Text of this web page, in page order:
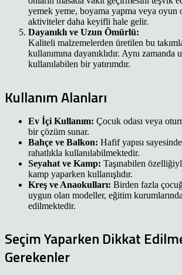
yemek yeme, boyama yapma veya oyun
aktiviteler daha keyifli hale gelir.
Dayanıklı ve Uzun Ömürlü:
Kaliteli malzemelerden üretilen bu
kullanımına dayanıklıdır. Aynı zamanda
kullanılabilen bir yatırımdır.
Kullanım Alanları
Ev İçi Kullanım: Çocuk odası veya
bir çözüm sunar.
Bahçe ve Balkon: Hafif yapısı
rahatlıkla kullanılabilmektedir.
Seyahat ve Kamp: Taşınabilen
kamp yaparken kullanışlıdır.
Kreş ve Anaokulları: Birden fazla
uygun olan modeller, eğitim
edilmektedir.
Seçim Yaparken Dikkat
Gerekenler